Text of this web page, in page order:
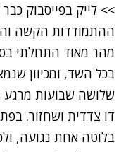
>> לייק בפייסבוק
ההתמודדות הקשה
מהר מאוד התחלתי
שלושה שבועות מרגע
דו צדדית ושחזור.